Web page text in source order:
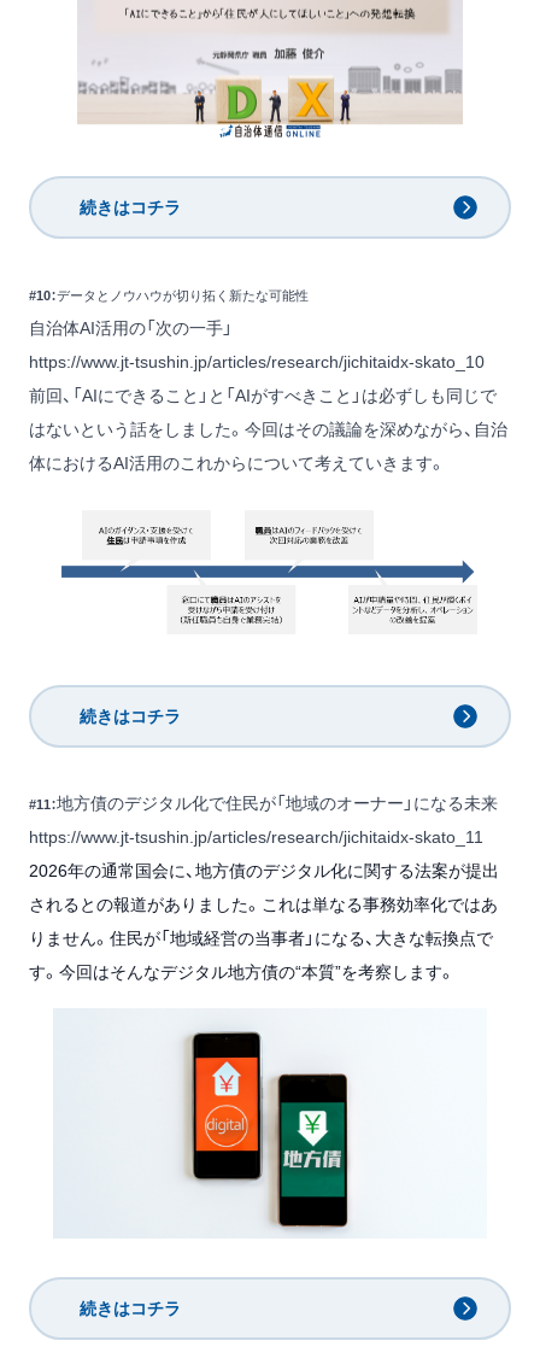
続きはコチラ
#10：データとノウハウが切り拓く新たな可能性
自治体AI活用の「次の一手」
https://www.jt-tsushin.jp/articles/research/jichitaidx-skato_10
前回、「AIにできること」と「AIがすべきこと」は必ずしも同じで
はないという話をしました。今回はその議論を深めながら、自治
体におけるAI活用のこれからについて考えていきます。
続きはコチラ
#11：地方債のデジタル化で住民が「地域のオーナー」になる未来
https://www.jt-tsushin.jp/articles/research/jichitaidx-skato_11
2026年の通常国会に、地方債のデジタル化に関する法案が提出
されるとの報道がありました。これは単なる事務効率化ではあ
りません。住民が「地域経営の当事者」になる、大きな転換点で
す。今回はそんなデジタル地方債の“本質”を考察します。
続きはコチラ